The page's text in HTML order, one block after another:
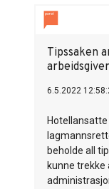
der Parat-
Tipssaken
arbeidsgiver
6.5.2022
beholde all
kunne